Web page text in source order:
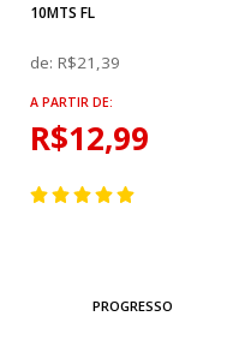
10MTS FL
de:R$21,39
A PARTIR DE:
R$12,99
PROGRESSO